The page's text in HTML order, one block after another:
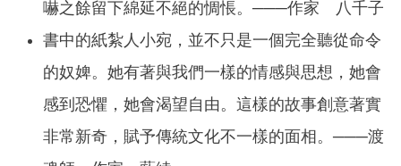
嚇之餘留下綿延不絕的惆悵。───作家 八千子
書中的紙紮人小宛，並不只是一個完全聽從命令
的奴婢。她有著與我們一樣的情感與思想，她會
感到恐懼，她會渴望自由。這樣的故事創意著實
非常新奇，賦予傳統文化不一樣的面相。───渡